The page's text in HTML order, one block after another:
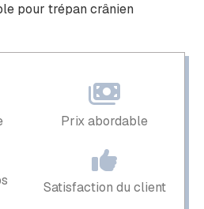
pour trépan crânien
Prix ​​abordable
Satisfaction du client